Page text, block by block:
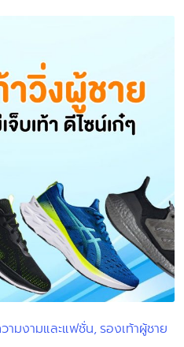
ามงามและแฟชั่น รองเท้าผู้ชาย